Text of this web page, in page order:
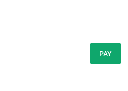
PAY